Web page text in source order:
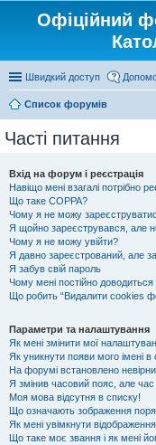
Офіційний
Швидкий доступ
Список форумів
Часті питання
Вхід на форум і реєстрація
Навіщо мені взагалі потрібно
Що таке COPPA?
Чому я не можу
Я щойно зареєструвався, але
Чому я не можу увійти?
Я давно зареєстрований, але
Я забув свій пароль
Чому мені постійно доводиться
Що робить “Видалити cookies
Параметри та налаштування
Як мені змінити мої
Як уникнути появи мого імені
На форумі встановлено
Я змінив часовий пояс, але час
Моя мова відсутня в списку!
Що означають зображення
Як мені увімкнути
Що таке моє звання і як мені